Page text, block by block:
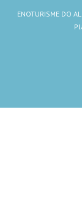
ENOTURISME DO